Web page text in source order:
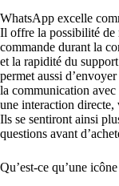
WhatsApp excelle
Il offre la possibilité de
commande durant la
et la rapidité du
permet aussi
la communication
une interaction
Ils se sentiront ainsi
questions avant
Qu’est-ce qu’une